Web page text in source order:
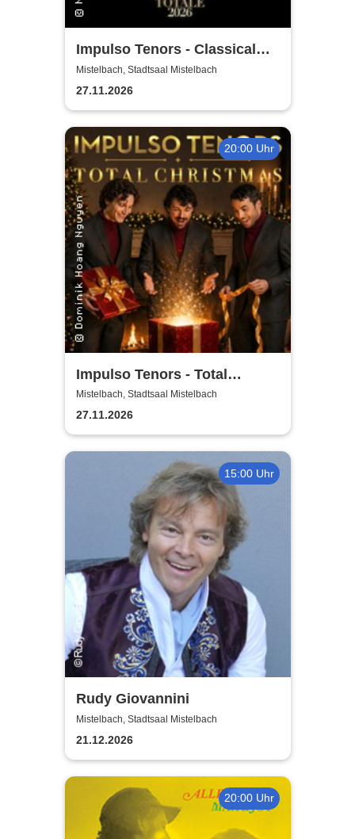
Impulso Tenors - Classical
Crossover
Mistelbach, Stadtsaal Mistelbach
27.11.2026
20:00 Uhr
Impulso Tenors - Total
Christmas
Mistelbach, Stadtsaal Mistelbach
27.11.2026
15:00 Uhr
Rudy Giovannini
Mistelbach, Stadtsaal Mistelbach
21.12.2026
20:00 Uhr